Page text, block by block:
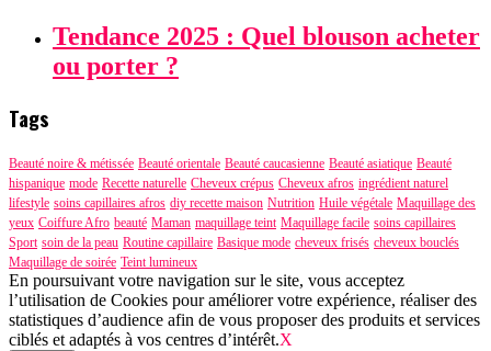
Tendance 2025 : Quel blouson acheter
ou porter ?
Tags
Beauté noire & métissée Beauté orientale Beauté caucasienne Beauté asiatique Beauté
hispanique mode Recette naturelle Cheveux crépus Cheveux afros ingrédient naturel
lifestyle soins capillaires afros diy recette maison Nutrition Huile végétale Maquillage des
yeux Coiffure Afro beauté Maman maquillage teint Maquillage facile soins capillaires
Sport soin de la peau Routine capillaire Basique mode cheveux frisés cheveux bouclés
Maquillage de soirée Teint lumineux
En poursuivant votre navigation sur le site, vous acceptez
l’utilisation de Cookies pour améliorer votre expérience, réaliser des
statistiques d’audience afin de vous proposer des produits et services
ciblés et adaptés à vos centres d’intérêt.X